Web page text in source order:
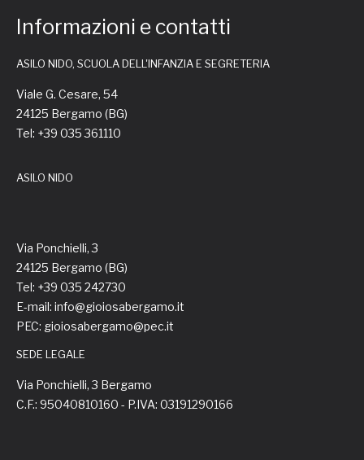
Informazioni e contatti
ASILO NIDO, SCUOLA DELL'INFANZIA E SEGRETERIA
Viale G. Cesare, 54
24125 Bergamo (BG)
Tel: +39 035 361110
ASILO NIDO
Via Ponchielli, 3
24125 Bergamo (BG)
Tel: +39 035 242730
E-mail: info@gioiosabergamo.it
PEC: gioiosabergamo@pec.it
SEDE LEGALE
Via Ponchielli, 3 Bergamo
C.F.: 95040810160 - P.IVA: 03191290166